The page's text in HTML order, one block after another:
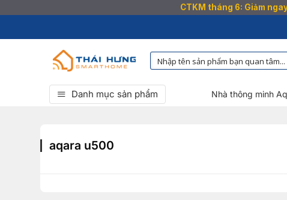
CTKM tháng 6: Giảm
qua
Danh mục sản phẩm Nhà thông minh
aqara u500